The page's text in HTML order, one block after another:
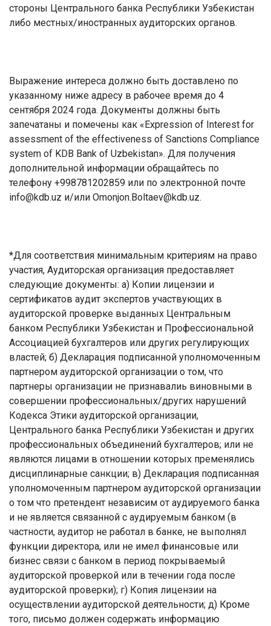
стороны Центрального банка Республики Узбекистан
либо местных/иностранных аудиторских органов.
Выражение интереса должно быть доставлено по
указанному ниже адресу в рабочее время до 4
сентября 2024 года. Документы должны быть
запечатаны и помечены как «Expression of Interest for
assessment of the effectiveness of Sanctions Compliance
system of KDB Bank of Uzbekistan». Для получения
дополнительной информации обращайтесь по
телефону +998781202859 или по электронной почте
info@kdb.uz и/или Omonjon.Boltaev@kdb.uz.
*Для соответствия минимальным критериям на право
участия, Аудиторская организация предоставляет
следующие документы: a) Копии лицензии и
сертификатов аудит экспертов участвующих в
аудиторской проверке выданных Центральным
банком Республики Узбекистан и Профессиональной
Ассоциацией бухгалтеров или других регулирующих
властей; б) Декларация подписанной уполномоченным
партнером аудиторской организации о том, что
партнеры организации не признавалиь виновными в
совершении профессиональных/других нарушений
Кодекса Этики аудиторской организации,
Центрального банка Республики Узбекистан и других
профессиональных объединений бухгалтеров; или не
являются лицами в отношении которых пременялись
дисциплинарные санкции; в) Декларация подписанная
уполномоченным партнером аудиторской организации
о том что претендент независим от аудируемого банка
и не является связанной с аудируемым банком (в
частности, аудитор не работал в банке, не выполнял
функции директора, или не имел финансовые или
бизнес связи с банком в период покрываемый
аудиторской проверкой или в течении года после
аудиторской проверки); г) Копия лицензии на
осуществлении аудиторской деятельности; д) Кроме
того, письмо должен содержать информацию